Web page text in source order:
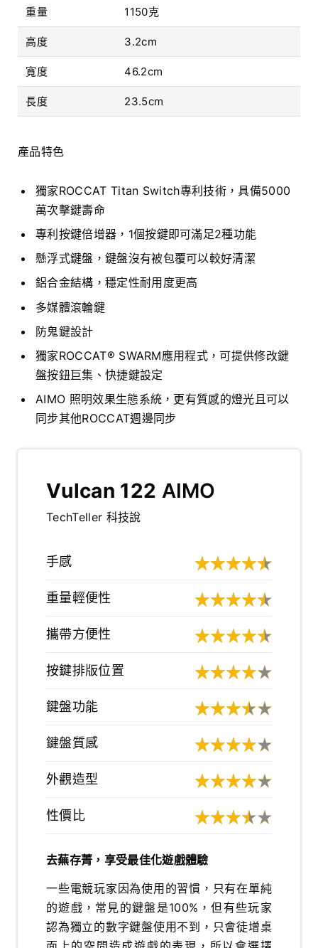
重量 1150克
高度 3.2cm
寬度 46.2cm
長度 23.5cm
產品特色
獨家ROCCAT Titan Switch專利技術，具備5000
萬次擊鍵壽命
專利按鍵倍增器，1個按鍵即可滿足2種功能
懸浮式鍵盤，鍵盤沒有被包覆可以較好清潔
鋁合金結構，穩定性耐用度更高
多媒體滾輪鍵
防鬼鍵設計
獨家ROCCAT® SWARM應用程式，可提供修改鍵
盤按鈕巨集、快捷鍵設定
AIMO 照明效果生態系統，更有質感的燈光且可以
同步其他ROCCAT週邊同步
Vulcan 122 AIMO
TechTeller 科技說
手感
重量輕便性
攜帶方便性
按鍵排版位置
鍵盤功能
鍵盤質感
外觀造型
性價比
去蕪存菁，享受最佳化遊戲體驗
一些電競玩家因為使用的習慣，只有在單純
的遊戲，常見的鍵盤是100%，但有些玩家
認為獨立的數字鍵盤使用不到，只會徒增桌